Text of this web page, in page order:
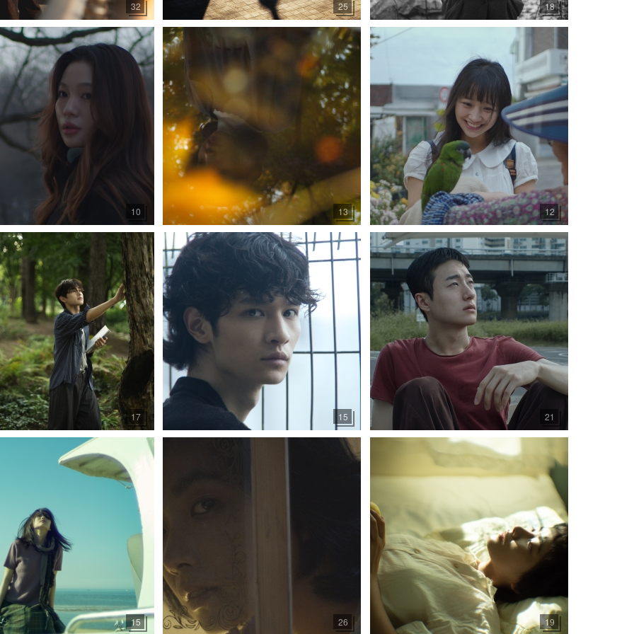
32 25 18
10 13 12
17 15 21
15 26 19